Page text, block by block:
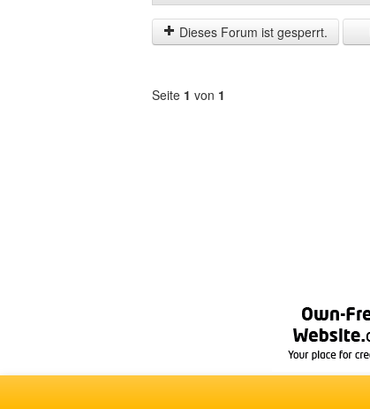
der
letzten
Zeit
by
Dieses Forum ist gesperrt.
Seite 1 von 1